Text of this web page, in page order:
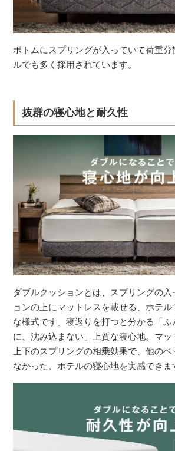
ボトムにスプリングが入っていて荷重
ルでも多く採用されています。
抜群の寝心地と耐久性
ダブルクッションとは、スプリングの
ョンの上にマットレスを載せる、ホテ
な様式です。寝返りを打つと分かる「
に、沈み込まない」上質な寝心地。マッ
上下のスプリングの相乗効果で、他の
なかった、ホテルの寝心地を実感できま